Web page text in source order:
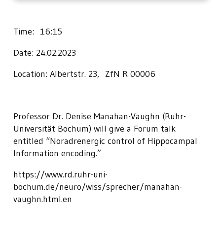
Time: 16:15
Date: 24.02.2023
Location: Albertstr. 23, ZfN R 00006
Professor Dr. Denise Manahan-Vaughn (Ruhr-
Universität Bochum) will give a Forum talk
entitled “Noradrenergic control of Hippocampal
Information encoding.”
https://www.rd.ruhr-uni-
bochum.de/neuro/wiss/sprecher/manahan-
vaughn.html.en